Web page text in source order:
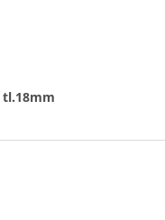
tl.18mm